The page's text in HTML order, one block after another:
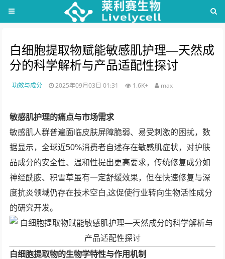
白细胞提取物赋能敏感肌护理—天然成
分的科学解析与产品适配性探讨
功效与成分 2025年09月03日 01:31 1.6K+ max
敏感肌护理的痛点与市场需求
敏感肌人群普遍面临皮肤屏障脆弱、易受刺激的困扰，数
据显示，全球近50%消费者自述存在敏感肌症状，对护肤
品成分的安全性、温和性提出更高要求，传统修复成分如
神经酰胺、积雪草虽有一定舒缓效果，但在快速修复与深
度抗炎领域仍存在技术空白,这促使行业转向生物活性成分
的研究开发。
白细胞提取物的生物学特性与作用机制